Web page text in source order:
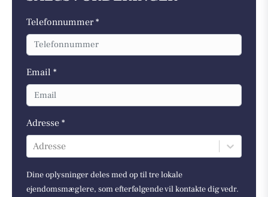
Telefonnummer *
Email *
Adresse *
Adresse
Dine oplysninger deles med op til tre lokale
ejendomsmæglere, som efterfølgende vil kontakte dig vedr.